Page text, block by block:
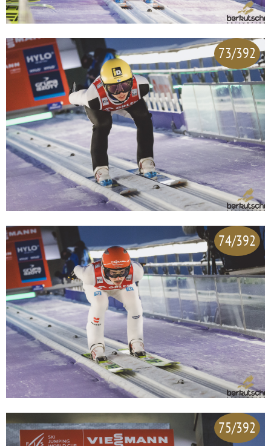
73/392
74/392
75/392